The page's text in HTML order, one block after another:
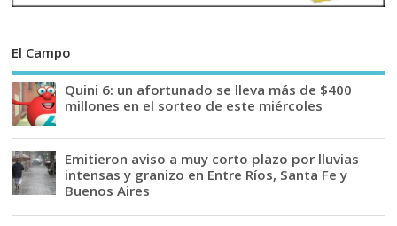
El Campo
Quini 6: un afortunado se lleva más de $400
millones en el sorteo de este miércoles
Emitieron aviso a muy corto plazo por lluvias
intensas y granizo en Entre Ríos, Santa Fe y
Buenos Aires